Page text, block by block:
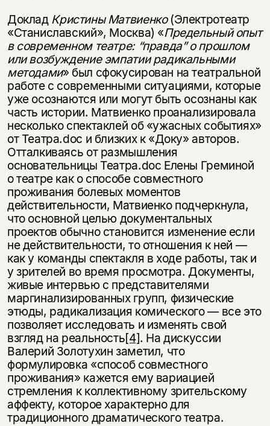
Доклад Кристины Матвиенко(Электротеатр
«Станиславский», Москва) «Предельный опыт
в современном театре: “правда” о прошлом
или возбуждение эмпатии радикальными
методами» был сфокусирован на театральной
работе с современными ситуациями, которые
уже осознаются или могут быть осознаны как
часть истории. Матвиенко проанализировала
несколько спектаклей об «ужасных событиях»
от Театра.doc и близких к «Доку» авторов.
Отталкиваясь от размышления
основательницы Театра.doc Елены Греминой
о театре как о способе совместного
проживания болевых моментов
действительности, Матвиенко подчеркнула,
что основной целью документальных
проектов обычно становится изменение если
не действительности, то отношения к ней —
как у команды спектакля в ходе работы, так и
у зрителей во время просмотра. Документы,
живые интервью с представителями
маргинализированных групп, физические
этюды, радикализация комического — все это
позволяет исследовать и изменять свой
взгляд на реальность[4]. На дискуссии
Валерий Золотухин заметил, что
формулировка «способ совместного
проживания» кажется ему вариацией
стремления к коллективному зрительскому
аффекту, которое характерно для
традиционного драматического театра.